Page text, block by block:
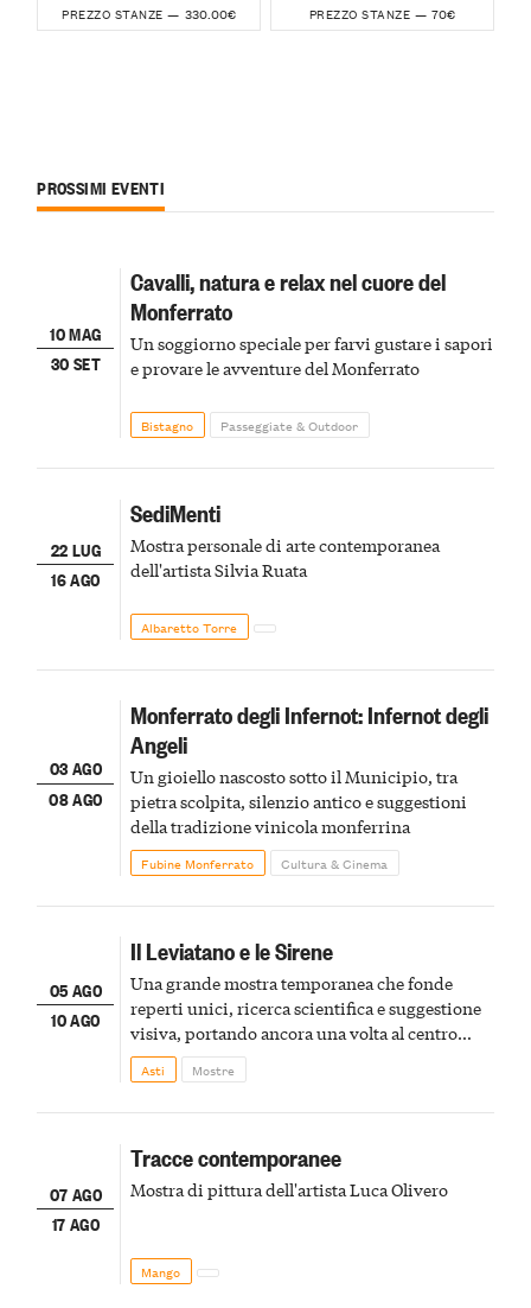
PREZZO STANZE — 330.00€ PREZZO STANZE — 70€
PROSSIMI EVENTI
10 MAG
30 SET
Cavalli, natura e relax nel cuore del
Monferrato
Un soggiorno speciale per farvi gustare i sapori
e provare le avventure del Monferrato
Bistagno Passeggiate & Outdoor
22 LUG
16 AGO
SediMenti
Mostra personale di arte contemporanea
dell'artista Silvia Ruata
Albaretto Torre
03 AGO
08 AGO
Monferrato degli Infernot: Infernot degli
Angeli
Un gioiello nascosto sotto il Municipio, tra
pietra scolpita, silenzio antico e suggestioni
della tradizione vinicola monferrina
Fubine Monferrato Cultura & Cinema
05 AGO
10 AGO
Il Leviatano e le Sirene
Una grande mostra temporanea che fonde
reperti unici, ricerca scientifica e suggestione
visiva, portando ancora una volta al centro
della scena le meraviglie del passato astigiano
Asti Mostre
07 AGO
17 AGO
Tracce contemporanee
Mostra di pittura dell'artista Luca Olivero
Mango